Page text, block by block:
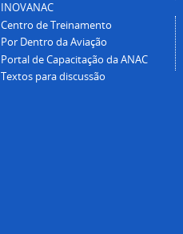
INOVANAC
Centro de Treinamento
Por Dentro da Aviação
Portal de Capacitação da ANAC
Textos para discussão